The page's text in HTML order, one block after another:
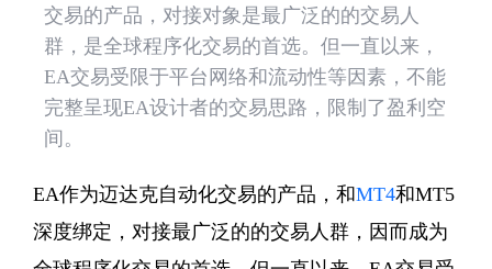
交易的产品，对接对象是最广泛的的交易人
群，是全球程序化交易的首选。但一直以来，
EA交易受限于平台网络和流动性等因素，不能
完整呈现EA设计者的交易思路，限制了盈利空
间。
EA作为迈达克自动化交易的产品，和MT4和MT5
深度绑定，对接最广泛的的交易人群，因而成为